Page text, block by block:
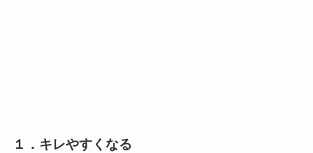
１．キレやすくなる